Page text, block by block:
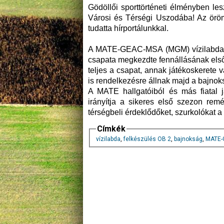
Gödöllői sporttörténeti élményben
Városi és Térségi Uszodába! Az
tudatta hírportálunkkal.
A MATE-GEAC-MSA (MGM)
csapata megkezdte fennállásának
teljes a csapat, annak játékoskerete
is rendelkezésre állnak majd a
A MATE hallgatóiból és más fiatal
irányítja a sikeres első szezon
térségbeli érdeklődőket, szurkolókat
Címkék
vízilabda,felkészülés OB 2, bajnokság,